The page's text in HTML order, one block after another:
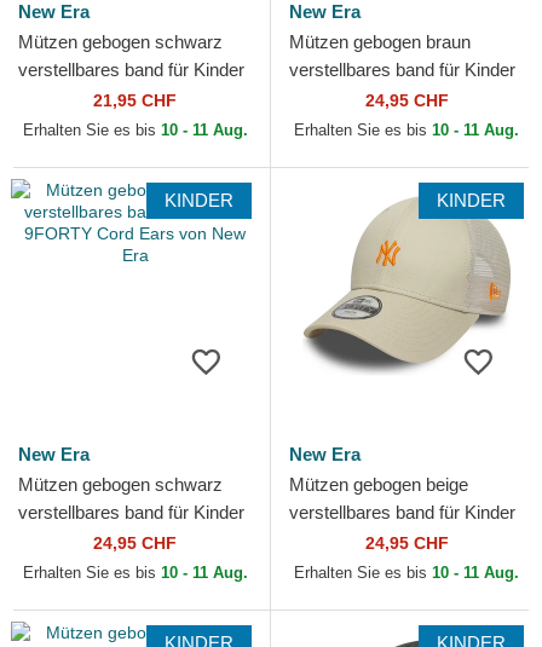
New Era
Mützen gebogen schwarz
verstellbares band für Kinder
9FORTY League Essential
der New York Yankees...
21,95 CHF
Erhalten Sie es bis 10 - 11 Aug.
New Era
Mützen gebogen braun
verstellbares band für Kinder
9FORTY Cord Ears von New
Era
24,95 CHF
Erhalten Sie es bis 10 - 11 Aug.
KINDER
New Era
Mützen gebogen schwarz
verstellbares band für Kinder
9FORTY Cord Ears von New
Era
24,95 CHF
Erhalten Sie es bis 10 - 11 Aug.
KINDER
New Era
Mützen gebogen beige
verstellbares band für Kinder
9FORTY Homefield der New
York Yankees MLB von...
24,95 CHF
Erhalten Sie es bis 10 - 11 Aug.